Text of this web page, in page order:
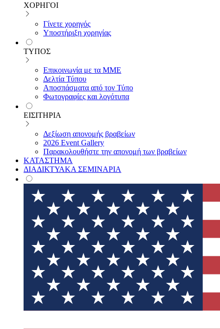
ΧΟΡΗΓΟΙ
Γίνετε χορηγός
Υποστήριξη χορηγίας
ΤΥΠΟΣ
Επικοινωνία με τα ΜΜΕ
Δελτία Τύπου
Αποσπάσματα από τον Τύπο
Φωτογραφίες και λογότυπα
ΕΙΣΙΤΗΡΙΑ
Δεξίωση απονομής βραβείων
2026 Event Gallery
Παρακολουθήστε την απονομή των βραβείων
ΚΑΤΑΣΤΗΜΑ
ΔΙΑΔΙΚΤΥΑΚΑ ΣΕΜΙΝΑΡΙΑ